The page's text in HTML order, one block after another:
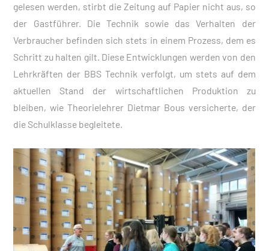
gelesen werden, stirbt die Zeitung auf Papier nicht aus, so
der Gastführer. Die Technik sowie das Verhalten der
Verbraucher befinden sich stets in einem Prozess, dem es
Schritt zu halten gilt. Diese Entwicklungen werden von den
Lehrkräften der BBS Technik verfolgt, um stets auf dem
aktuellen Stand der wirtschaftlichen Produktion zu
bleiben, wie Theorielehrer Dietmar Bous versicherte, der
die Schulklasse begleitete.